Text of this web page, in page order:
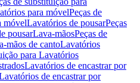
para móvelPeças de
móvelLavatórios de pousarPeças
pousarLava-mãosPeças de
mãos de cantoLavatórios
para Lavatórios
Lavatórios de encastrar por
de encastrar por